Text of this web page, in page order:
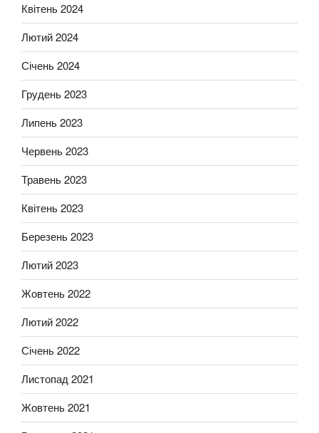
Квітень 2024
Лютий 2024
Січень 2024
Грудень 2023
Липень 2023
Червень 2023
Травень 2023
Квітень 2023
Березень 2023
Лютий 2023
Жовтень 2022
Лютий 2022
Січень 2022
Листопад 2021
Жовтень 2021